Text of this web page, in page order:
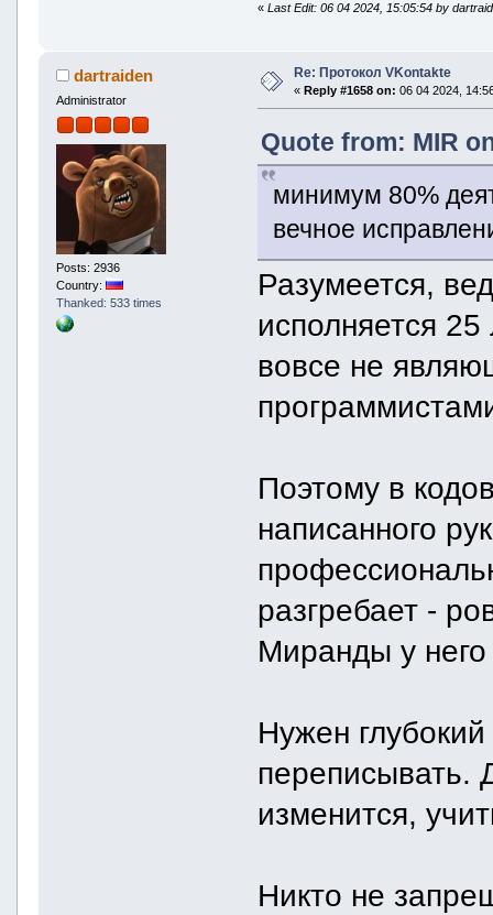
«Last Edit: 06 04 2024, 15:05:54 by
dartraiden
Administrator
Posts: 2936
Country:
Thanked: 533 times
Re: Протокол VKontakte
« Reply #1658 on: 06 04 2024,
Quote from: MIR
минимум 80%
вечное
Разумеется,
исполняется
вовсе не
Поэтому в
написанного
разгребает -
Миранды у
Нужен
переписывать.
изменится,
Никто не